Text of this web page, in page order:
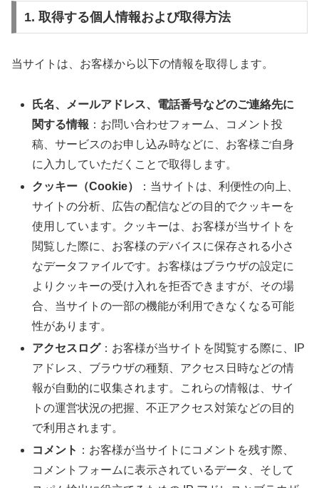
1. 取得する個人情報および取得方法
当サイトは、お客様から以下の情報を取得します。
氏名、メールアドレス、電話番号などのご連絡先に
関する情報 ：お問い合わせフォーム、コメント投
稿、サービスのお申し込み時などに、お客様ご自身
に入力していただくことで取得します。
クッキー（Cookie）
：当サイトは、利便性の向上、
サイトの分析、広告の配信などの目的でクッキーを
使用しています。クッキーは、お客様が当サイトを
閲覧した際に、お客様のデバイスに保存される小さ
なデータファイルです。お客様はブラウザの設定に
よりクッキーの受け入れを拒否できますが、その場
合、当サイトの一部の機能が利用できなくなる可能
性があります。
アクセスログ：お客様が当サイトを閲覧する際に、IP
アドレス、ブラウザの種類、アクセス日時などの情
報が自動的に収集されます。これらの情報は、サイ
トの運営状況の把握、不正アクセス対策などの目的
で利用されます。
コメント ：お客様が当サイトにコメントを残す際、
コメントフォームに表示されているデータ、そして